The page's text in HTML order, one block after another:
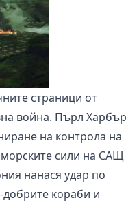
страници от
война. Пърл Харбър
на контрола на
сили на САЩ
нанася удар по
кораби и